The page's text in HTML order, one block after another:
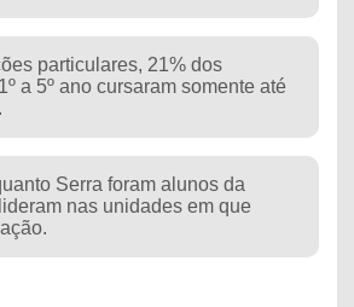
particulares, 21% dos
a 5º ano cursaram somente até
Serra foram alunos da
nas unidades em que